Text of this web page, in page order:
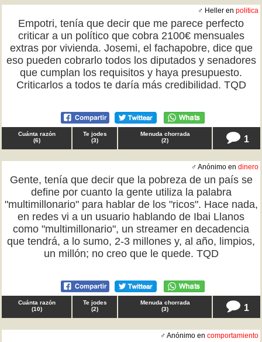
♂ Heller en politica
Empotri, tenía que decir que me parece perfecto
criticar a un político que cobra 2100€ mensuales
extras por vivienda. Josemi, el fachapobre, dice que
eso pueden cobrarlo todos los diputados y senadores
que cumplan los requisitos y haya presupuesto.
Criticarlos a todos te daría más credibilidad. TQD
Cuánta razón
(6)
Te jodes
(3)
Menuda chorrada
(2) 1
♂ Anónimo en dinero
Gente, tenía que decir que la pobreza de un país se
define por cuanto la gente utiliza la palabra
"multimillonario" para hablar de los "ricos". Hace nada,
en redes vi a un usuario hablando de Ibai Llanos
como "multimillonario", un streamer en decadencia
que tendrá, a lo sumo, 2-3 millones y, al año, limpios,
un millón; no creo que le quede. TQD
Cuánta razón
(10)
Te jodes
(2)
Menuda chorrada
(3) 1
♂ Anónimo en comportamiento